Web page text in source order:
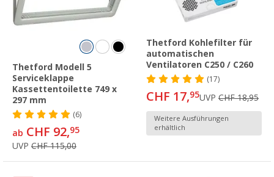
Thetford Modell 5
Serviceklappe
Kassettentoilette 749 x
297 mm
(6)
ab CHF 92,95
UVP CHF 115,00
Thetford Kohlefilter für
automatischen
Ventilatoren C250 / C260
(17)
CHF 17,95UVP CHF 18,95
Weitere Ausführungen
erhältlich